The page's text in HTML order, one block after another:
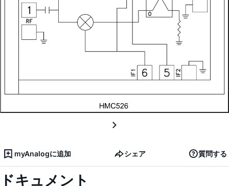
myAnalogに追加 シェア 質問する
ドキュメント